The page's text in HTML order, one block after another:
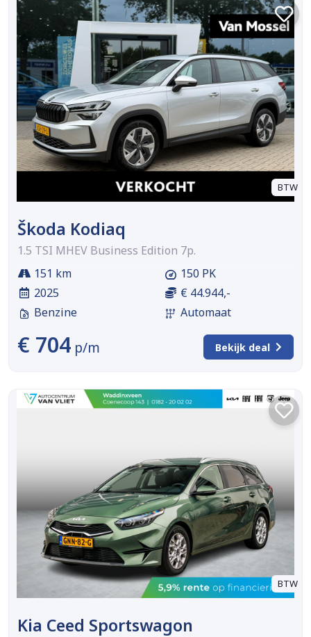
BTW
Škoda Kodiaq
1.5 TSI MHEV Business Edition 7p.
151 km
2025
Benzine
150 PK
€ 44.944,-
Automaat
€ 704 p/m Bekijk deal
BTW
Kia Ceed Sportswagon